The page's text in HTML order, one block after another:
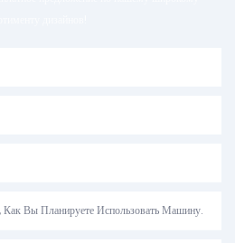
Вы Планируете Использовать Машину.